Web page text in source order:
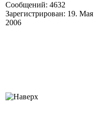
Сообщений: 4632
Зарегистрирован: 19. Мая
2006